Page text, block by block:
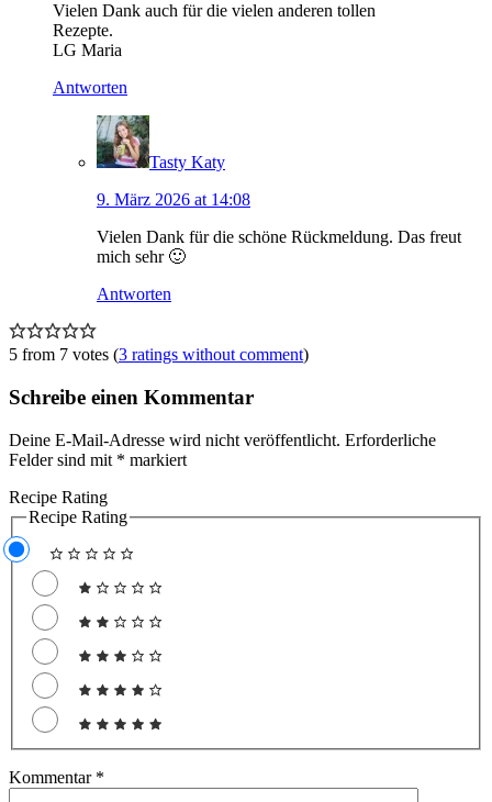
Vielen Dank auch für die vielen anderen tollen
Rezepte.
LG Maria
Antworten
Tasty Katy
9. März 2026 at 14:08
Vielen Dank für die schöne Rückmeldung. Das freut
mich sehr 🙂
Antworten
5 from 7 votes (3 ratings without comment)
Schreibe einen Kommentar
Deine E-Mail-Adresse wird nicht veröffentlicht. Erforderliche
Felder sind mit * markiert
Recipe Rating
Recipe Rating
Kommentar *